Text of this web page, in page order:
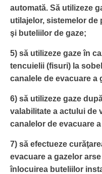
automată. Să utilizeze
utilajelor, sistemelor de
şi buteliilor de gaze;
5) să utilizeze gaze în
tencuielii (fisuri) la
canalele de evacuare a
6) să utilizeze gaze
valabilitate a actului de
canalelor de evacuare
7) să efectueze
evacuare a gazelor
înlocuirea buteliilor